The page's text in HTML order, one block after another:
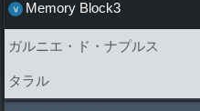
Memory Block3
ガルニエ・ド・ナプルス
タラル